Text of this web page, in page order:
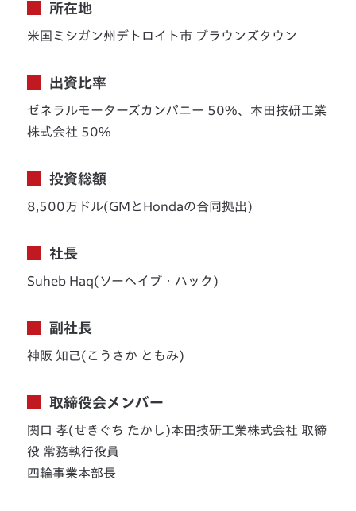
所在地
米国ミシガン州デトロイト市 ブラウンズタウン
出資比率
ゼネラルモーターズカンパニー 50%、本田技研工業
株式会社 50%
投資総額
8,500万ドル(GMとHondaの合同拠出)
社長
Suheb Haq(ソーヘイブ・ハック)
副社長
神阪 知己(こうさか ともみ)
取締役会メンバー
関口 孝(せきぐち たかし)本田技研工業株式会社 取締
役 常務執行役員
四輪事業本部長